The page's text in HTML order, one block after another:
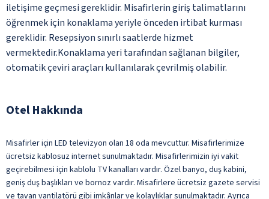
iletişime geçmesi gereklidir. Misafirlerin giriş talimatlarını
öğrenmek için konaklama yeriyle önceden irtibat kurması
gereklidir. Resepsiyon sınırlı saatlerde hizmet
vermektedir.Konaklama yeri tarafından sağlanan bilgiler,
otomatik çeviri araçları kullanılarak çevrilmiş olabilir.
Otel Hakkında
Misafirler için LED televizyon olan 18 oda mevcuttur. Misafirlerimize
ücretsiz kablosuz internet sunulmaktadır. Misafirlerimizin iyi vakit
geçirebilmesi için kablolu TV kanalları vardır. Özel banyo, duş kabini,
geniş duş başlıkları ve bornoz vardır. Misafirlere ücretsiz gazete servisi
ve tavan vantilatörü gibi imkânlar ve kolaylıklar sunulmaktadır. Ayrıca